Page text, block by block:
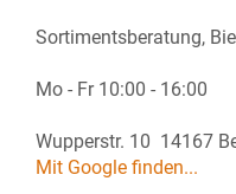
Sortimentsberatung,
Mo - Fr 10:00 - 16:00
Wupperstr. 10 14167
Mit Google finden...